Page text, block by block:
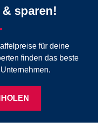
sparen!
für deine
finden das beste